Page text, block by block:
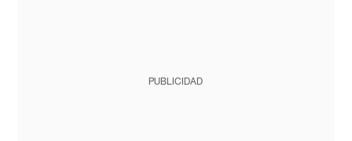
PUBLICIDAD